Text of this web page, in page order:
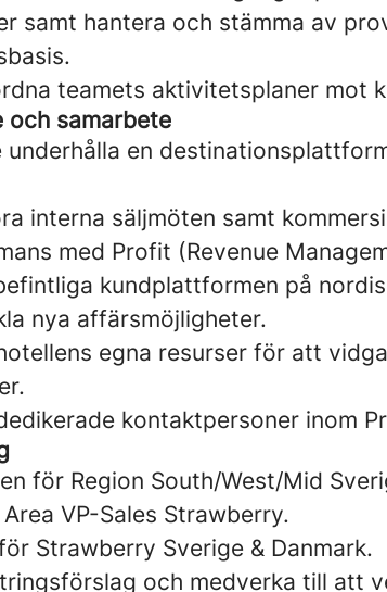
samt hantera och stämma av
teamets aktivitetsplaner mot
och samarbete
underhålla en
interna säljmöten samt
med Profit (Revenue
kundplattformen på
nya affärsmöjligheter.
egna resurser för att
kontaktpersoner inom
för Region South/West/Mid
VP-Sales Strawberry.
Strawberry Sverige & Danmark.
och medverka till att